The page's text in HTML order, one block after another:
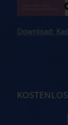
Download: